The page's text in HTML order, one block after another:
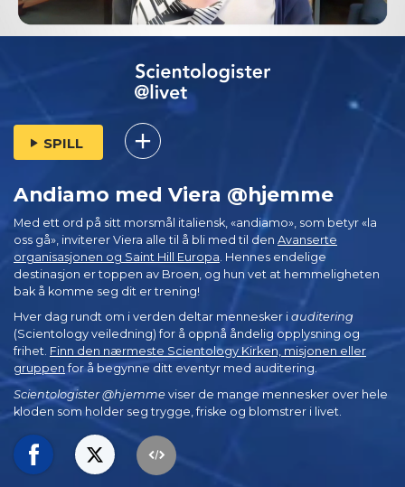
SPILL
Andiamo med Viera @hjemme
Med ett ord på sitt morsmål italiensk, «andiamo», som betyr «la
oss gå», inviterer Viera alle til å bli med til den Avanserte
organisasjonen og Saint Hill Europa . Hennes endelige
destinasjon er toppen av Broen, og hun vet at hemmeligheten
bak å komme seg dit er trening!
Hver dag rundt om i verden deltar mennesker i auditering
(Scientology veiledning) for å oppnå åndelig opplysning og
frihet. Finn den nærmeste Scientology Kirken, misjonen eller
gruppen for å begynne ditt eventyr med auditering.
Scientologister @hjemme viser de mange mennesker over hele
kloden som holder seg trygge, friske og blomstrer i livet.